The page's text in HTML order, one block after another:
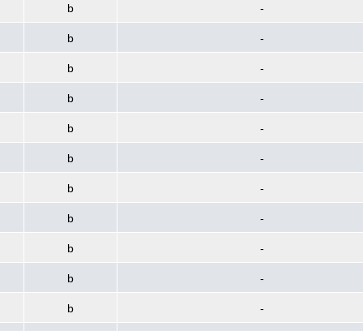
b -
b -
b -
b -
b -
b -
b -
b -
b -
b -
b -